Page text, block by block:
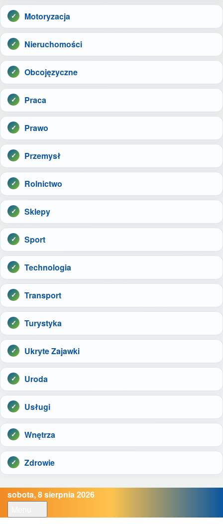
Motoryzacja
Nieruchomości
Obcojęzyczne
Praca
Prawo
Przemysł
Rolnictwo
Sklepy
Sport
Technologia
Transport
Turystyka
Ukryte Zajawki
Uroda
Usługi
Wnętrza
Zdrowie
sobota, 8 sierpnia 2026